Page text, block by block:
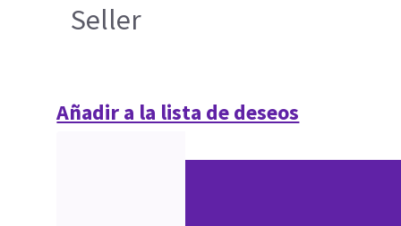
Seller
Añadir a la lista de deseos